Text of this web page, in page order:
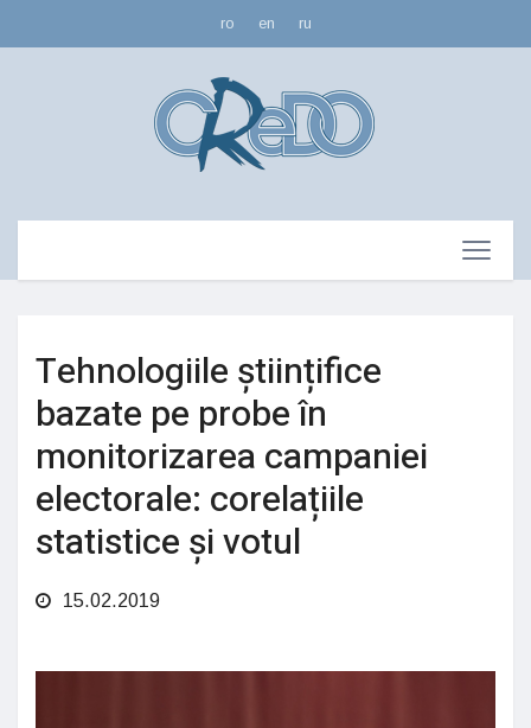
ro en ru
Tehnologiile științifice
bazate pe probe în
monitorizarea campaniei
electorale: corelațiile
statistice și votul
15.02.2019